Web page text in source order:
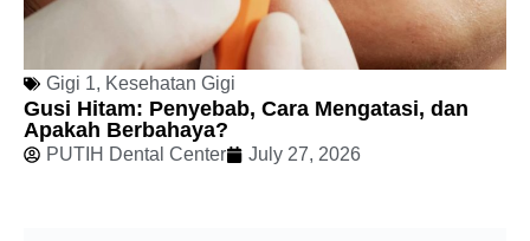
Gigi 1, Kesehatan Gigi
Gusi Hitam: Penyebab, Cara Mengatasi, dan
Apakah Berbahaya?
PUTIH Dental Center July 27, 2026